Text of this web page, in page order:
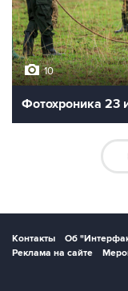
10
Фотохроника 23
Контакты Об
Реклама на сайте